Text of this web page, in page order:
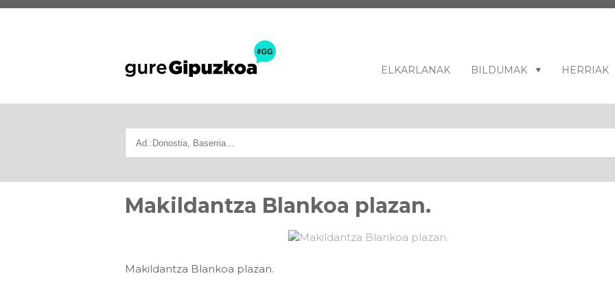
ELKARLANAK BILDUMAK HERRIAK
Makildantza Blankoa plazan.
Makildantza Blankoa plazan.